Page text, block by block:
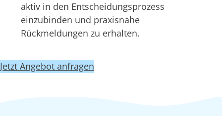
aktiv in den Entscheidungsprozess
einzubinden und praxisnahe
Rückmeldungen zu erhalten.
Jetzt Angebot anfragen